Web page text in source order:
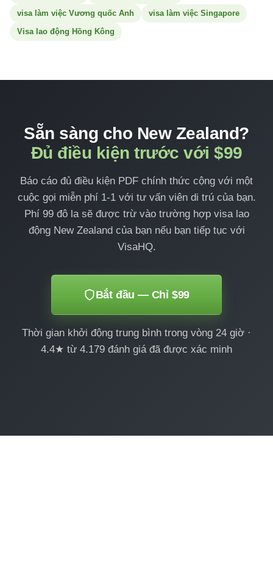
visa làm việc Vương quốc Anh
visa làm việc Singapore
Visa lao động Hồng Kông
Sẵn sàng cho New Zealand?
Đủ điều kiện trước với $99
Báo cáo đủ điều kiện PDF chính thức cộng với một
cuộc gọi miễn phí 1-1 với tư vấn viên di trú của bạn.
Phí 99 đô la sẽ được trừ vào trường hợp visa lao
động New Zealand của bạn nếu bạn tiếp tục với
VisaHQ.
Bắt đầu — Chỉ $99
Thời gian khởi động trung bình trong vòng 24 giờ ·
4.4★ từ 4.179 đánh giá đã được xác minh